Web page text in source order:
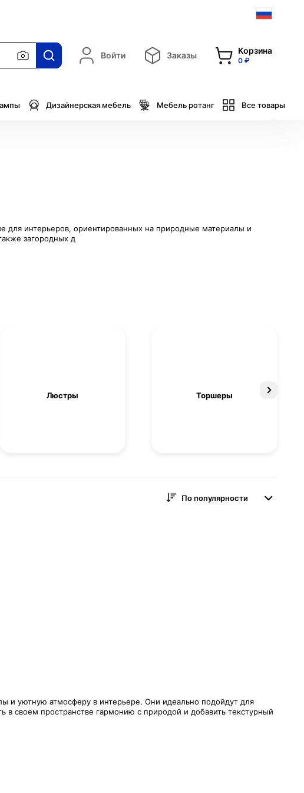
Войти Заказы Корзина
0 ₽
Дизайнерская мебель Мебель ротанг Все товары
для интерьеров, ориентированных на природные материалы и
Люстры Торшеры
По популярности
и уютную атмосферу в интерьере. Они идеально подойдут для
своем пространстве гармонию с природой и добавить текстурный
при этом сохраняя эстетичность и функциональность. Такие